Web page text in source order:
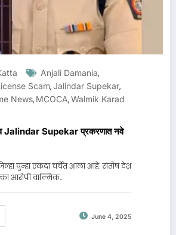
Anjali Damania,
Scam,Jalindar Supekar,
News, MCOCA,Walmik Karad
Supekar प्रकरणात नवे
पुन्हा एकदा चर्चेत आला आहे. संतोष देश
आरोपी वाल्मिक…
June 4, 2025